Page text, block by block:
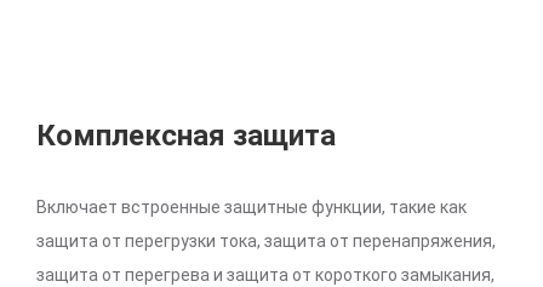
Комплексная защита
Включает встроенные защитные функции, такие как
защита от перегрузки тока, защита от перенапряжения,
защита от перегрева и защита от короткого замыкания,